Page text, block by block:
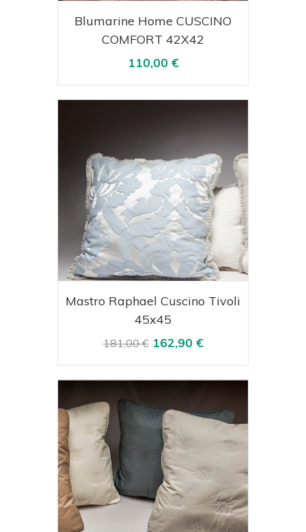
Acquista Visualizza
Blumarine Home CUSCINO
COMFORT 42X42
110,00 €
Acquista Visualizza
Mastro Raphael Cuscino Tivoli
45x45
181,00 € 162,90 €